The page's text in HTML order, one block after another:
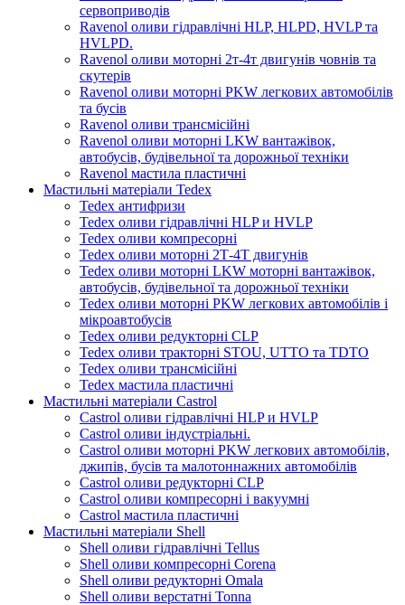
сервоприводів
Ravenol оливи гідравлічні HLP, HLPD, HVLP та
HVLPD.
Ravenol оливи моторні 2т-4т двигунів човнів та
скутерів
Ravenol оливи моторні PKW легкових автомобілів
та бусів
Ravenol оливи трансмісійні
Ravenol оливи моторні LKW вантажівок,
автобусів, будівельної та дорожньої техніки
Ravenol мастила пластичні
Мастильні матеріали Tedex
Tedex антифризи
Tedex оливи гідравлічні HLP и HVLP
Tedex оливи компресорні
Tedex оливи моторні 2Т-4Т двигунів
Tedex оливи моторні LKW моторні вантажівок,
автобусів, будівельної та дорожньої техніки
Tedex оливи моторні PKW легкових автомобілів і
мікроавтобусів
Tedex оливи редукторні CLP
Tedex оливи тракторні STOU, UTTO та TDTO
Tedex оливи трансмісійні
Tedex мастила пластичні
Мастильні матеріали Castrol
Castrol оливи гідравлічні HLP и HVLP
Castrol оливи індустріальні.
Castrol оливи моторні PKW легкових автомобілів,
джипів, бусів та малотоннажних автомобілів
Castrol оливи редукторні CLP
Castrol оливи компресорні і вакуумні
Castrol мастила пластичні
Мастильні матеріали Shell
Shell оливи гідравлічні Tellus
Shell оливи компресорні Corena
Shell оливи редукторні Omala
Shell оливи верстатні Tonna